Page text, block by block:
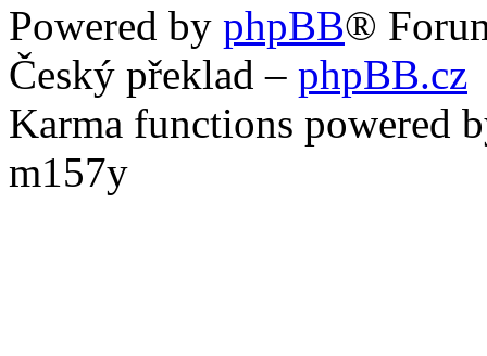
Powered by phpBB®
Český překlad – phpBB.cz
Karma functions powered
m157y